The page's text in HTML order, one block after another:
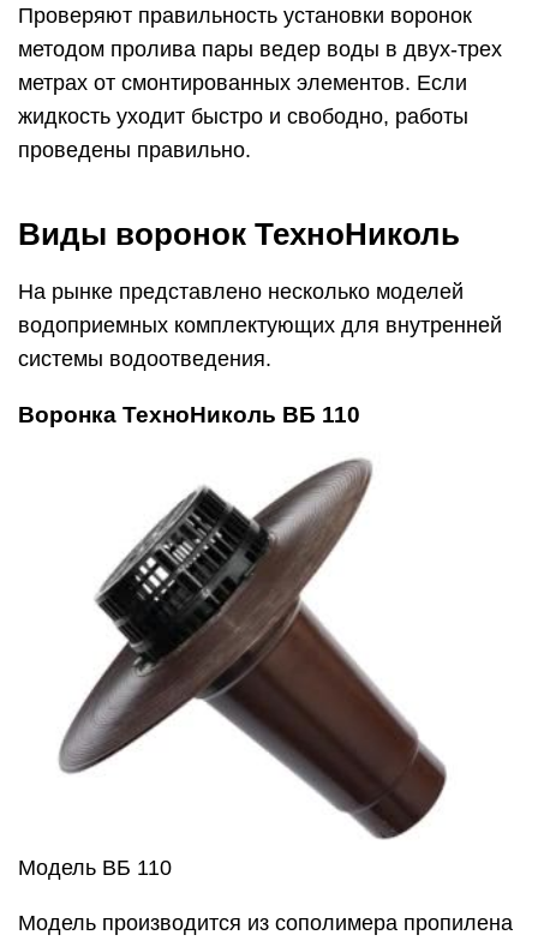
Проверяют правильность установки воронок
методом пролива пары ведер воды в двух-трех
метрах от смонтированных элементов. Если
жидкость уходит быстро и свободно, работы
проведены правильно.
Виды воронок ТехноНиколь
На рынке представлено несколько моделей
водоприемных комплектующих для внутренней
системы водоотведения.
Воронка ТехноНиколь ВБ 110
Модель ВБ 110
Модель производится из сополимера пропилена